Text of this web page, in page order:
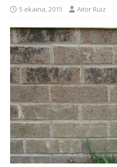
5 ekaina, 2015 Aitor Ruiz